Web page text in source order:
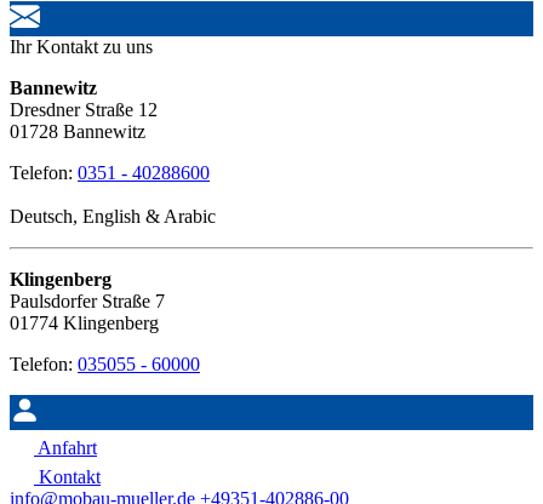
Ihr Kontakt zu uns
Bannewitz
Dresdner Straße 12
01728 Bannewitz
Telefon: 0351 - 40288600
Deutsch, English & Arabic
Klingenberg
Paulsdorfer Straße 7
01774 Klingenberg
Telefon: 035055 - 60000
Anfahrt
Kontakt
info@mobau-mueller.de +49351-402886-00